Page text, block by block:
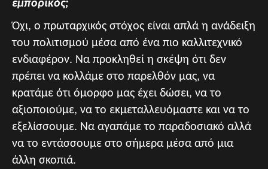
εμπορικός;
Όχι, ο πρωταρχικός στόχος είναι απλά η ανάδειξη
του πολιτισμού μέσα από ένα πιο καλλιτεχνικό
ενδιαφέρον. Να προκληθεί η σκέψη ότι δεν
πρέπει να κολλάμε στο παρελθόν μας, να
κρατάμε ότι όμορφο μας έχει δώσει, να το
αξιοποιούμε, να το εκμεταλλευόμαστε και να το
εξελίσσουμε. Να αγαπάμε το παραδοσιακό αλλά
να το εντάσσουμε στο σήμερα μέσα από μια
άλλη σκοπιά.